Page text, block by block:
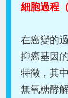
細胞過程
在癌變的
抑癌基因
特徵，其
無氧糖酵